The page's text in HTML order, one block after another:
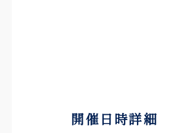
開催日時詳細